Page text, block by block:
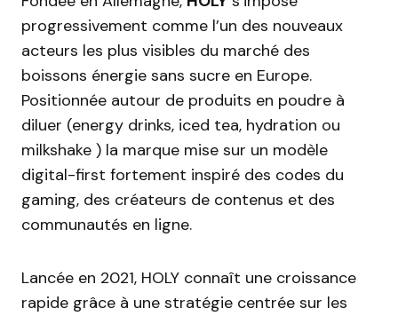
progressivement comme l’un des nouveaux
acteurs les plus visibles du marché des
boissons énergie sans sucre en Europe.
Positionnée autour de produits en poudre à
diluer (energy drinks, iced tea, hydration ou
milkshake ) la marque mise sur un modèle
digital-first fortement inspiré des codes du
gaming, des créateurs de contenus et des
communautés en ligne.
Lancée en 2021, HOLY connaît une croissance
rapide grâce à une stratégie centrée sur les